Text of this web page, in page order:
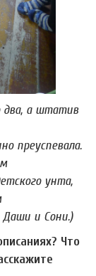
два, а штатив
преуспевала.
унта,
Даши и Сони.)
Что